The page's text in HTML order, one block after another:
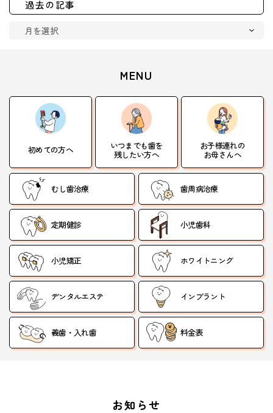
過去の記事
MENU
初めての方へ いつまでも歯を
残したい方へ
お子様連れの
お母さんへ
むし歯治療 歯周病治療
定期健診 小児歯科
小児矯正 ホワイトニング
デンタルエステ インプラント
義歯・入れ歯 料金表
お知らせ